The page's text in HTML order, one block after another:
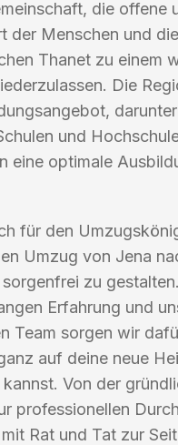
die offene
der Menschen und
Thanet zu einem
Die
darunter
und
eine optimale
für den
Umzug von Jena
zu
Erfahrung und
Team sorgen wir
auf deine neue
Von der
professionellen
Rat und Tat zur